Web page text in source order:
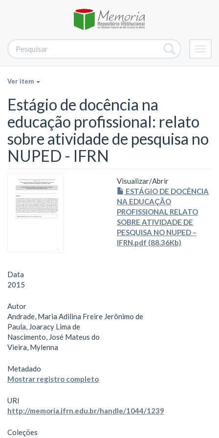
Ver item
Estágio de docência na
educação profissional: relato
sobre atividade de pesquisa no
NUPED - IFRN
Visualizar/Abrir
ESTÁGIO DE DOCÊNCIA
NA EDUCAÇÃO
PROFISSIONAL RELATO
SOBRE ATIVIDADE DE
PESQUISA NO NUPED –
IFRN.pdf (88.36Kb)
Data
2015
Autor
Andrade, Maria Adilina Freire Jerônimo de
Paula, Joaracy Lima de
Nascimento, José Mateus do
Vieira, Mylenna
Metadado
Mostrar registro completo
URI
http://memoria.ifrn.edu.br/handle/1044/1239
Coleções